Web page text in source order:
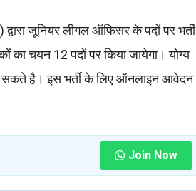
जूनियर लीगल ऑफिसर के पदों पर भर्ती
का चयन 12 पदों पर किया जायेगा। योग्य
है। इस भर्ती के लिए ऑनलाइन आवेदन
Join Now